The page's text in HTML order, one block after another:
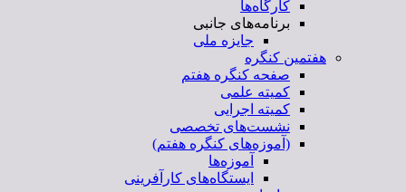
کارگاه‌ها
برنامه‌های جانبی
جایزه ملی
هفتمین کنگره
صفحه کنگره هفتم
کمیته علمی
کمیته اجرایی
نشست‌های تخصصی
(آموزه‌های کنگره هفتم)
آموزه‌ها
ایستگاه‌های کارآفرینی